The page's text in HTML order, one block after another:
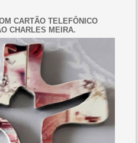
CARTÃO TELEFÔNICO
CHARLES MEIRA.